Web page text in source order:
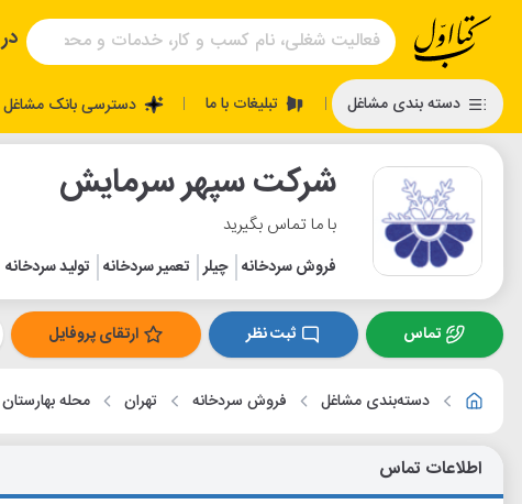
در
دسته بندی مشاغل | تبلیغات با ما | دسترسی بانک مشاغل
شرکت سپهر سرمایش
با ما تماس بگیرید
فروش سردخانه چیلر تعمیر سردخانه تولید سردخانه
تماس ثبت نظر ارتقای پروفایل
دسته‌بندی مشاغل فروش سردخانه تهران محله بهارستان
اطلاعات تماس